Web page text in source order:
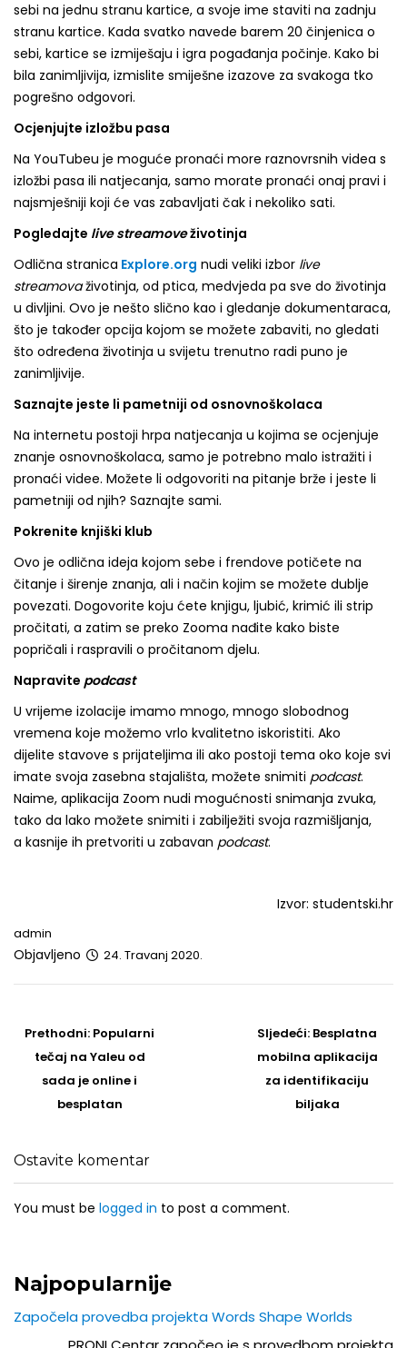
sebi na jednu stranu kartice, a svoje ime staviti na zadnju
stranu kartice. Kada svatko navede barem 20 činjenica o
sebi, kartice se izmiješaju i igra pogađanja počinje. Kako bi
bila zanimljivija, izmislite smiješne izazove za svakoga tko
pogrešno odgovori.
Ocjenjujte izložbu pasa
Na YouTubeu je moguće pronaći more raznovrsnih videa s
izložbi pasa ili natjecanja, samo morate pronaći onaj pravi i
najsmješniji koji će vas zabavljati čak i nekoliko sati.
Pogledajte live streamoveživotinja
Odlična stranica Explore.org nudi veliki izbor live
streamovaživotinja, od ptica, medvjeda pa sve do životinja
u divljini. Ovo je nešto slično kao i gledanje dokumentaraca,
što je također opcija kojom se možete zabaviti, no gledati
što određena životinja u svijetu trenutno radi puno je
zanimljivije.
Saznajte jeste li pametniji od osnovnoškolaca
Na internetu postoji hrpa natjecanja u kojima se ocjenjuje
znanje osnovnoškolaca, samo je potrebno malo istražiti i
pronaći videe. Možete li odgovoriti na pitanje brže i jeste li
pametniji od njih? Saznajte sami.
Pokrenite knjiški klub
Ovo je odlična ideja kojom sebe i frendove potičete na
čitanje i širenje znanja, ali i način kojim se možete dublje
povezati. Dogovorite koju ćete knjigu, ljubić, krimić ili strip
pročitati, a zatim se preko Zooma nađite kako biste
popričali i raspravili o pročitanom djelu.
Napravite podcast
U vrijeme izolacije imamo mnogo, mnogo slobodnog
vremena koje možemo vrlo kvalitetno iskoristiti. Ako
dijelite stavove s prijateljima ili ako postoji tema oko koje svi
imate svoja zasebna stajališta, možete snimiti podcast.
Naime, aplikacija Zoom nudi mogućnosti snimanja zvuka,
tako da lako možete snimiti i zabilježiti svoja razmišljanja,
a kasnije ih pretvoriti u zabavan podcast.
Izvor: studentski.hr
admin
Objavljeno 24. Travanj 2020.
navigation
Prethodni: Prethodni
post
Popularni
tečaj na Yaleu od
sada je online i
besplatan
Sljedeći: Sljedeći
Post
Besplatna
mobilna aplikacija
za identifikaciju
biljaka
Ostavite komentar
You must be logged in to post a comment.
Najpopularnije
Započela provedba projekta Words Shape Worlds